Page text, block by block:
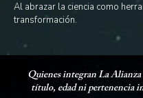
Al abrazar la ciencia como
transformación.
Quienes integran La
título, edad ni pertenencia